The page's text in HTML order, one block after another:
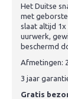
Het Duitse
met
slaat altijd 1x
uurwerk,
beschermd
Afmetingen:
3 jaar
Gratis